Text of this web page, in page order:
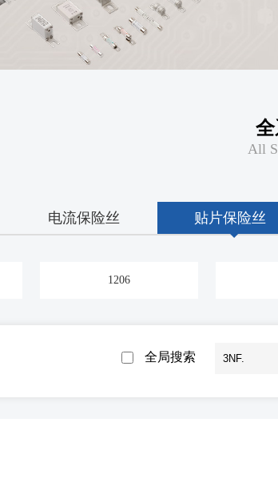
All
电流保险丝 贴片保险丝
1206
全局搜索